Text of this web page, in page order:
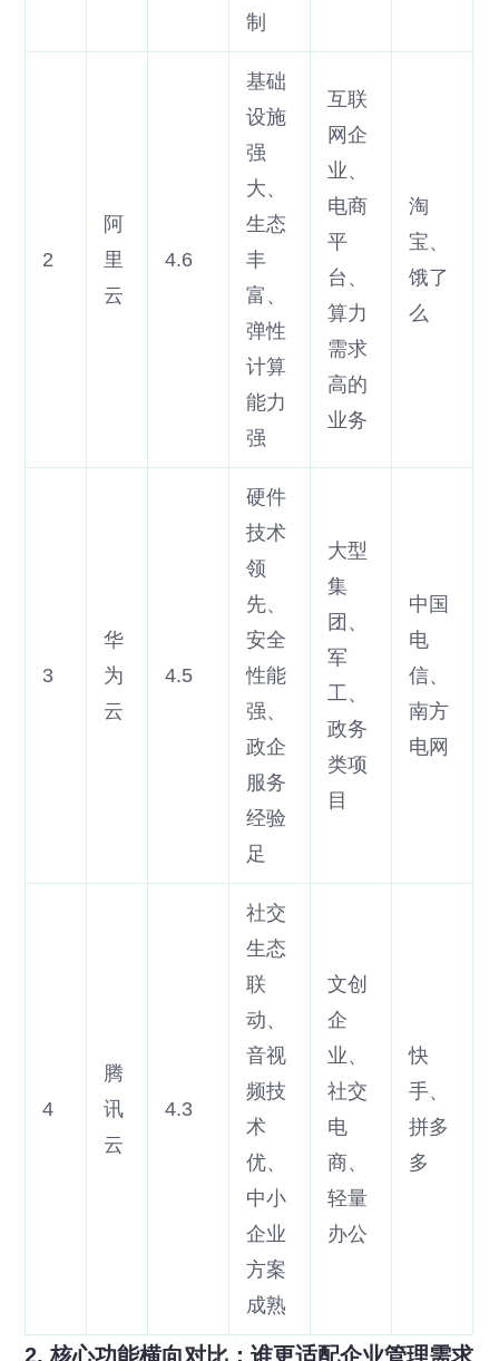
制
2
阿
里
云
4.6
基础
设施
强
大、
生态
丰
富、
弹性
计算
能力
强
互联
网企
业、
电商
平
台、
算力
需求
高的
业务
淘
宝、
饿了
么
3
华
为
云
4.5
硬件
技术
领
先、
安全
性能
强、
政企
服务
经验
足
大型
集
团、
军
工、
政务
类项
目
中国
电
信、
南方
电网
4
腾
讯
云
4.3
社交
生态
联
动、
音视
频技
术
优、
中小
企业
方案
成熟
文创
企
业、
社交
电
商、
轻量
办公
快
手、
拼多
多
2. 核心功能横向对比：谁更适配企业管理需求